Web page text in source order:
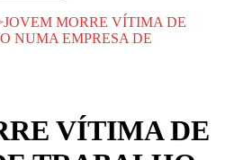
JOVEM MORRE VÍTIMA DE
NUMA EMPRESA DE
VÍTIMA DE